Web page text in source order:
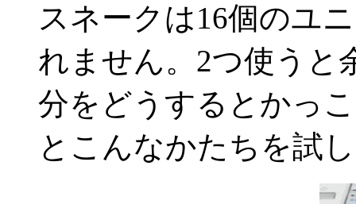
スネークは16個のユ
れません。2つ使うと
分をどうするとかっ
とこんなかたちを試